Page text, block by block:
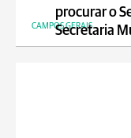
procurar o
Secretaria
CAMPOS GERAIS